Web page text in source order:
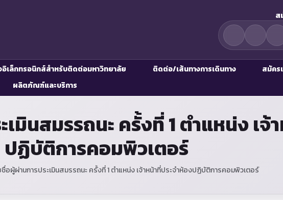
ส
อิเล็กทรอนิกส์สำหรับติดต่อมหาวิทยาลัย ติดต่อ/เส้นทางการเดินทาง สมัคร
ผลิตภัณฑ์และบริการ
มินสมรรถนะ ครั้งที่ 1 ตำแหน่ง เจ้
ปฏิบัติการคอมพิวเตอร์
อผู้ผ่านการประเมินสมรรถนะ ครั้งที่ 1 ตำแหน่ง เจ้าหน้าที่ประจำห้องปฏิบัติการคอมพิวเตอร์